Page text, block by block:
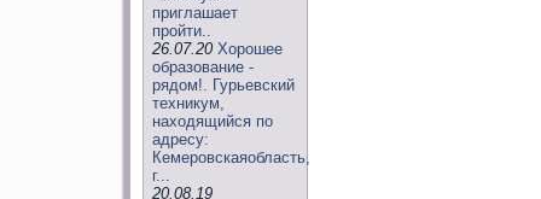
приглашает
пройти..
26.07.20 Хорошее
образование -
рядом!. Гурьевский
техникум,
находящийся по
адресу:
Кемеровскаяобласть,
г...
20.08.19